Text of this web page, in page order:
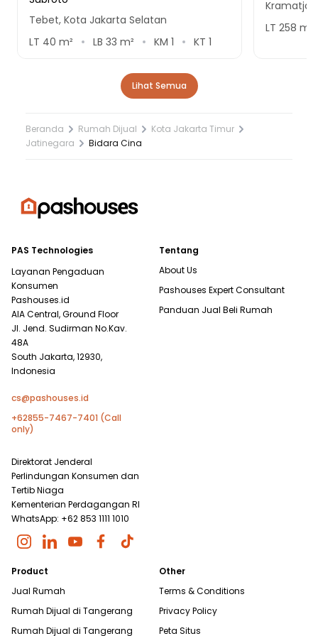
Tebet, Kota Jakarta Selatan
LT 40 m² LB 33 m² KM 1 KT 1
LT 258 m²
Lihat Semua
Beranda Rumah Dijual
Kota Jakarta Timur
Jatinegara
Bidara Cina
PAS Technologies
Layanan Pengaduan
Konsumen
Pashouses.id
AIA Central, Ground Floor
Jl. Jend. Sudirman No.Kav.
48A
South Jakarta, 12930,
Indonesia
cs@pashouses.id
+62855-7467-7401 (Call
only)
Direktorat Jenderal
Perlindungan Konsumen dan
Tertib Niaga
Kementerian Perdagangan RI
WhatsApp: +62 853 1111 1010
Tentang
About Us
Pashouses Expert Consultant
Panduan Jual Beli Rumah
Product
Jual Rumah
Rumah Dijual di Tangerang
Rumah Dijual di Tangerang
Other
Terms & Conditions
Privacy Policy
Peta Situs